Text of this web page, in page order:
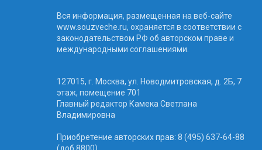
Вся информация, размещенная на веб-сайте
www.souzveche.ru, охраняется в соответствии с
законодательством РФ об авторском праве и
международными соглашениями.
127015, г. Москва, ул. Новодмитровская, д. 2Б, 7
этаж, помещение 701
Главный редактор Камека Светлана
Владимировна
Приобретение авторских прав: 8 (495) 637-64-88
(доб.8800)